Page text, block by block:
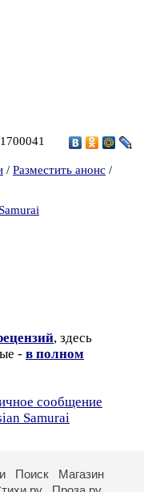
/ Разместить анонс /
, здесь
- в полном
сообщение
Samurai
Поиск
Магазин